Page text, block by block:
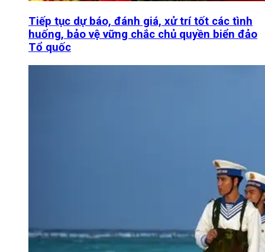
Tiếp tục dự báo, đánh giá, xử trí tốt các tình
huống, bảo vệ vững chắc chủ quyền biển đảo
Tổ quốc